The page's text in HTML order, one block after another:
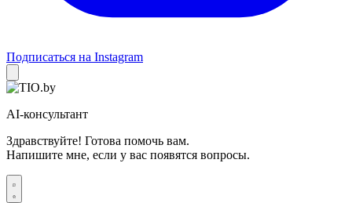
Подписаться на Instagram
AI-консультант
Здравствуйте! Готова помочь вам.
Напишите мне, если у вас появятся вопросы.